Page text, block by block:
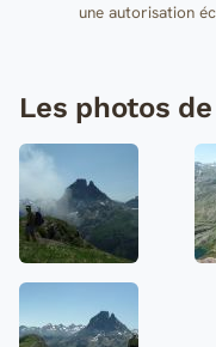
une autorisation
Les photos